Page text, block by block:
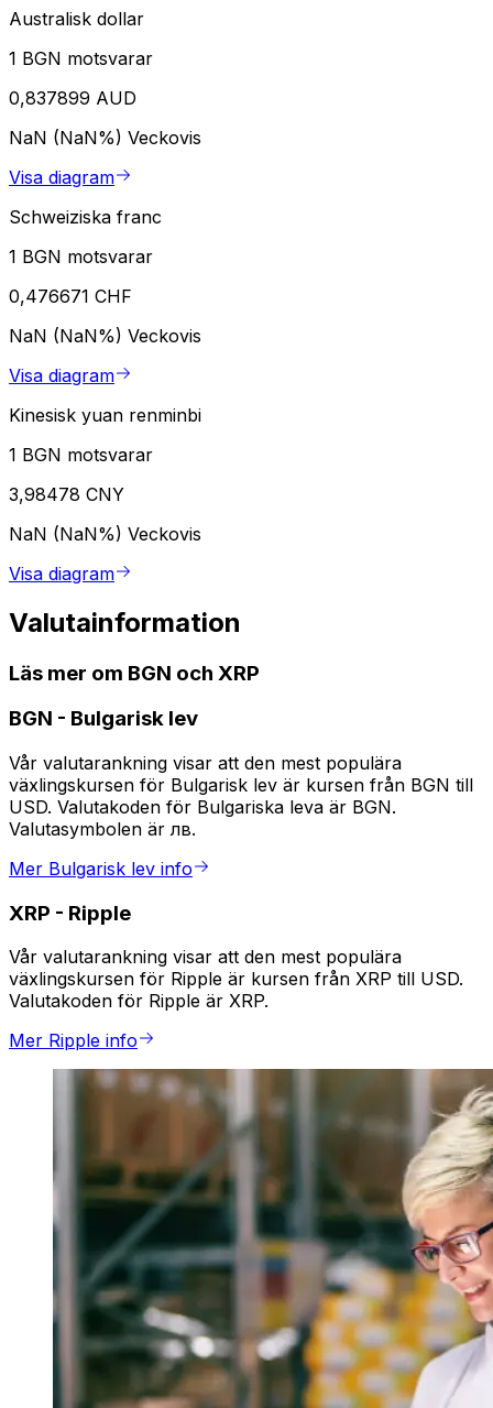
Australisk dollar
1 BGN motsvarar
0,837899 AUD
NaN (NaN%) Veckovis
Visa diagram
Schweiziska franc
1 BGN motsvarar
0,476671 CHF
NaN (NaN%) Veckovis
Visa diagram
Kinesisk yuan renminbi
1 BGN motsvarar
3,98478 CNY
NaN (NaN%) Veckovis
Visa diagram
Valutainformation
Läs mer om BGN och XRP
BGN - Bulgarisk lev
Vår valutarankning visar att den mest populära
växlingskursen för Bulgarisk lev är kursen från BGN till
USD. Valutakoden för Bulgariska leva är BGN.
Valutasymbolen är лв.
Mer Bulgarisk lev info
XRP - Ripple
Vår valutarankning visar att den mest populära
växlingskursen för Ripple är kursen från XRP till USD.
Valutakoden för Ripple är XRP.
Mer Ripple info